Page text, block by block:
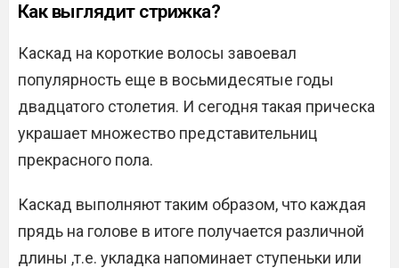
Как выглядит стрижка?
Каскад на короткие волосы завоевал
популярность еще в восьмидесятые годы
двадцатого столетия. И сегодня такая прическа
украшает множество представительниц
прекрасного пола.
Каскад выполняют таким образом, что каждая
прядь на голове в итоге получается различной
длины ,т.е. укладка напоминает ступеньки или